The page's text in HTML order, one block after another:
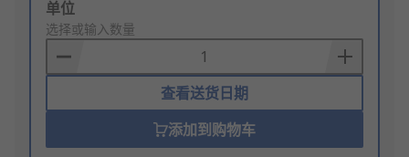
Add
to
Basket
单位
选择或输入数量
查看送货日期
添加到购物车